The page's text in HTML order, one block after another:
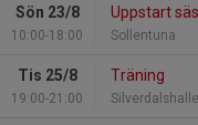
Sön 23/8
10:00-18:00
Uppstart
Sollentuna
Tis 25/8
19:00-21:00
Träning